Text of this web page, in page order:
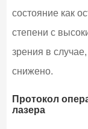
состояние как
степени с
зрения в
снижено.
Протокол
лазера